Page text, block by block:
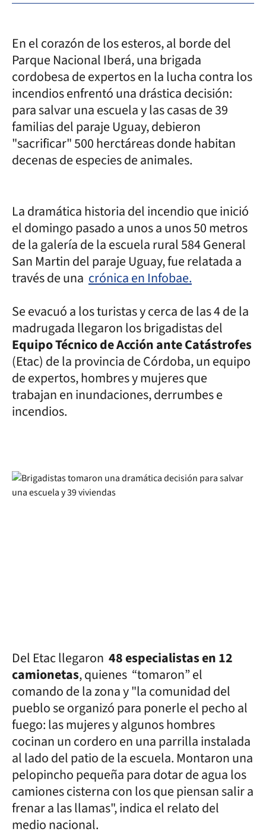
En el corazón de los esteros, al borde del
Parque Nacional Iberá, una brigada
cordobesa de expertos en la lucha contra los
incendios enfrentó una drástica decisión:
para salvar una escuela y las casas de 39
familias del paraje Uguay, debieron
"sacrificar" 500 herctáreas donde habitan
decenas de especies de animales.
La dramática historia del incendio que inició
el domingo pasado a unos a unos 50 metros
de la galería de la escuela rural 584 General
San Martin del paraje Uguay, fue relatada a
través de una crónica en Infobae.
Se evacuó a los turistas y cerca de las 4 de la
madrugada llegaron los brigadistas del
Equipo Técnico de Acción ante Catástrofes
(Etac) de la provincia de Córdoba, un equipo
de expertos, hombres y mujeres que
trabajan en inundaciones, derrumbes e
incendios.
Del Etac llegaron 48 especialistas en 12
camionetas, quienes “tomaron” el
comando de la zona y "la comunidad del
pueblo se organizó para ponerle el pecho al
fuego: las mujeres y algunos hombres
cocinan un cordero en una parrilla instalada
al lado del patio de la escuela. Montaron una
pelopincho pequeña para dotar de agua los
camiones cisterna con los que piensan salir a
frenar a las llamas", indica el relato del
medio nacional.